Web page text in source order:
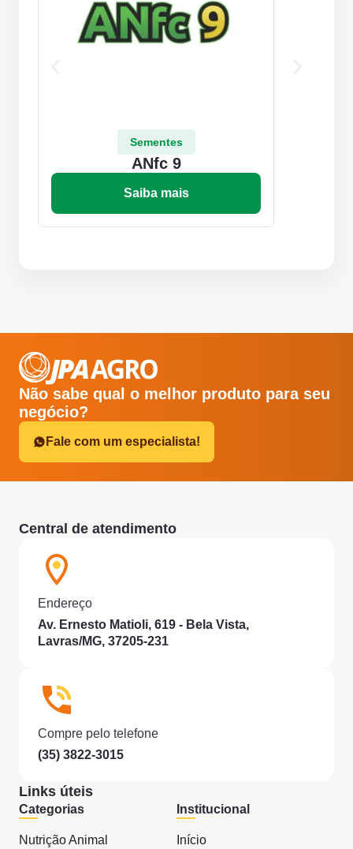
Sementes
ANfc 9
Saiba mais
Não sabe qual o melhor produto para seu
negócio?
Fale com um especialista!
Central de atendimento
Endereço
Av. Ernesto Matioli, 619 - Bela Vista,
Lavras/MG, 37205-231
Compre pelo telefone
(35) 3822-3015
Links úteis
Categorias
Nutrição Animal
Institucional
Início